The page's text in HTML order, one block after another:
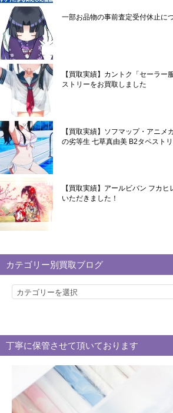
一部お品物の事前査定受付休止に
【買取実績】カントク「セーラー
ストリーをお買取しました
【買取実績】ソフマップ・アニメ
の劣等生 七草真由美 B2タペスト
【買取実績】アールビバン フカ
いただきました！
カテゴリー別買取ブログ
カ
リ
ー
丁寧に保管させて頂いております